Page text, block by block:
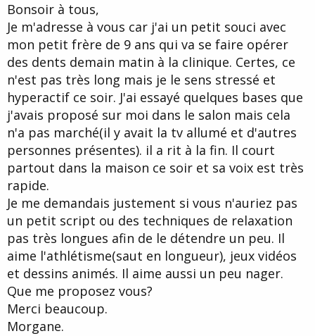
Bonsoir à tous,
Je m'adresse à vous car j'ai un petit souci avec
mon petit frère de 9 ans qui va se faire opérer
des dents demain matin à la clinique. Certes, ce
n'est pas très long mais je le sens stressé et
hyperactif ce soir. J'ai essayé quelques bases que
j'avais proposé sur moi dans le salon mais cela
n'a pas marché(il y avait la tv allumé et d'autres
personnes présentes). il a rit à la fin. Il court
partout dans la maison ce soir et sa voix est très
rapide.
Je me demandais justement si vous n'auriez pas
un petit script ou des techniques de relaxation
pas très longues afin de le détendre un peu. Il
aime l'athlétisme(saut en longueur), jeux vidéos
et dessins animés. Il aime aussi un peu nager.
Que me proposez vous?
Merci beaucoup.
Morgane.